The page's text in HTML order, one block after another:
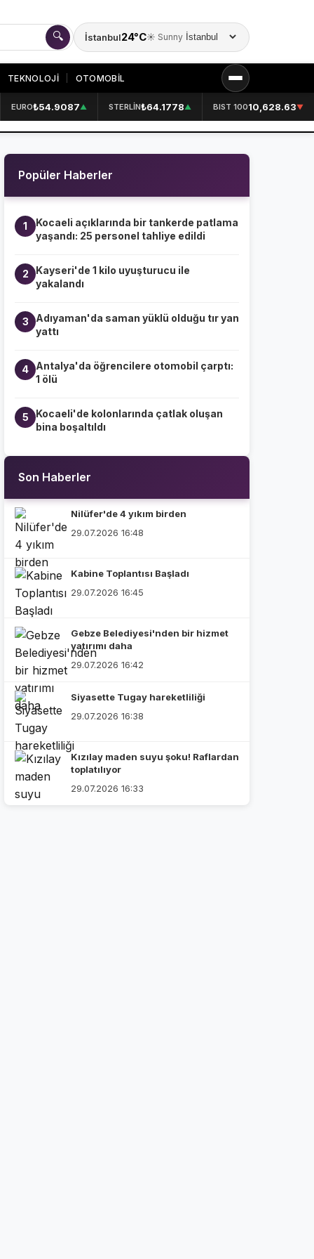
🔍 İstanbul24°C☀️ Sunny
Şehir seçin
TEKNOLOJİ OTOMOBİL
KURUMSAL
EURO₺54.9087▲ STERLİN₺64.1778▲ BIST 10010,628.63▼
Popüler Haberler
1
Kocaeli açıklarında bir tankerde patlama
yaşandı: 25 personel tahliye edildi
2
Kayseri'de 1 kilo uyuşturucu ile
yakalandı
3
Adıyaman'da saman yüklü olduğu tır yan
yattı
4
Antalya'da öğrencilere otomobil çarptı:
1 ölü
5
Kocaeli'de kolonlarında çatlak oluşan
bina boşaltıldı
Son Haberler
Nilüfer'de 4 yıkım birden
29.07.2026 16:48
Kabine Toplantısı Başladı
29.07.2026 16:45
Gebze Belediyesi'nden bir hizmet
yatırımı daha
29.07.2026 16:42
Siyasette Tugay hareketliliği
29.07.2026 16:38
Kızılay maden suyu şoku! Raflardan
toplatılıyor
29.07.2026 16:33